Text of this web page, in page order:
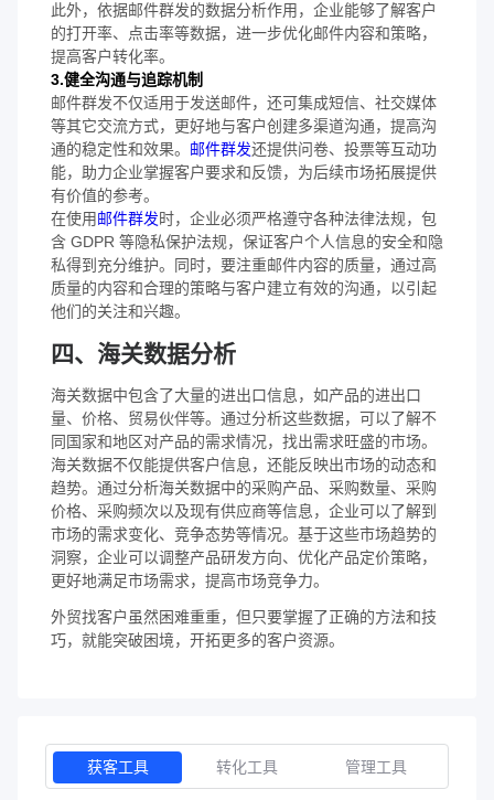
此外，依据邮件群发的数据分析作用，企业能够了解客户
的打开率、点击率等数据，进一步优化邮件内容和策略，
提高客户转化率。
3.健全沟通与追踪机制
邮件群发不仅适用于发送邮件，还可集成短信、社交媒体
等其它交流方式，更好地与客户创建多渠道沟通，提高沟
通的稳定性和效果。 邮件群发还提供问卷、投票等互动功
能，助力企业掌握客户要求和反馈，为后续市场拓展提供
有价值的参考。
在使用邮件群发时，企业必须严格遵守各种法律法规，包
含 GDPR 等隐私保护法规，保证客户个人信息的安全和隐
私得到充分维护。同时，要注重邮件内容的质量，通过高
质量的内容和合理的策略与客户建立有效的沟通，以引起
他们的关注和兴趣。
四、海关数据分析
海关数据中包含了大量的进出口信息，如产品的进出口
量、价格、贸易伙伴等。通过分析这些数据，可以了解不
同国家和地区对产品的需求情况，找出需求旺盛的市场。
海关数据不仅能提供客户信息，还能反映出市场的动态和
趋势。通过分析海关数据中的采购产品、采购数量、采购
价格、采购频次以及现有供应商等信息，企业可以了解到
市场的需求变化、竞争态势等情况。基于这些市场趋势的
洞察，企业可以调整产品研发方向、优化产品定价策略，
更好地满足市场需求，提高市场竞争力。
外贸找客户虽然困难重重，但只要掌握了正确的方法和技
巧，就能突破困境，开拓更多的客户资源。
获客工具 转化工具 管理工具